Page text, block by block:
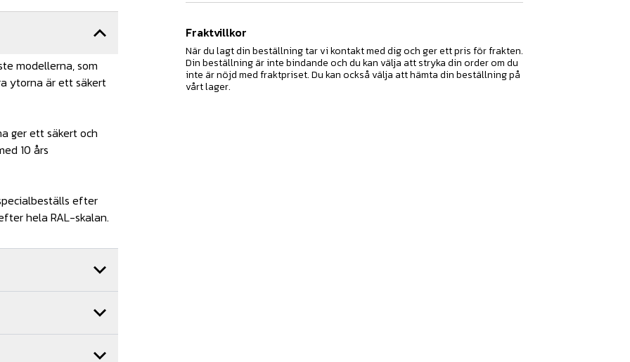
modellerna, som
ytorna är ett säkert
ger ett säkert och
10 års
efter
hela RAL-skalan.
ett brett nätverk av
delar av landet. Hör
Fraktvillkor
När du lagt din beställning tar vi kontakt med dig och ger ett pris för frakten.
Din beställning är inte bindande och du kan välja att stryka din order om du
inte är nöjd med fraktpriset. Du kan också välja att hämta din beställning på
vårt lager.